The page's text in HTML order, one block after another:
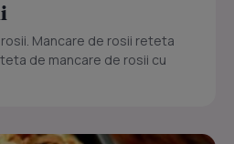
Mancare de rosii reteta
de mancare de rosii cu